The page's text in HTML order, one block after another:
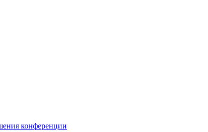
конференции